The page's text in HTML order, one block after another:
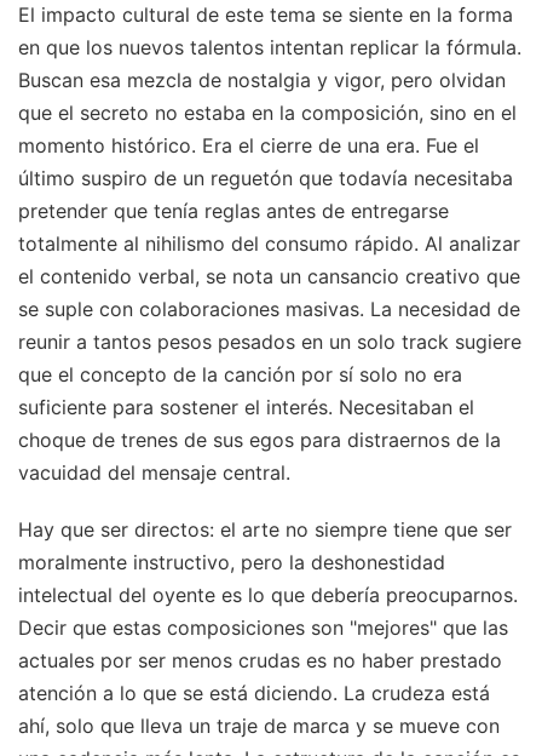
El impacto cultural de este tema se siente en la forma
en que los nuevos talentos intentan replicar la fórmula.
Buscan esa mezcla de nostalgia y vigor, pero olvidan
que el secreto no estaba en la composición, sino en el
momento histórico. Era el cierre de una era. Fue el
último suspiro de un reguetón que todavía necesitaba
pretender que tenía reglas antes de entregarse
totalmente al nihilismo del consumo rápido. Al analizar
el contenido verbal, se nota un cansancio creativo que
se suple con colaboraciones masivas. La necesidad de
reunir a tantos pesos pesados en un solo track sugiere
que el concepto de la canción por sí solo no era
suficiente para sostener el interés. Necesitaban el
choque de trenes de sus egos para distraernos de la
vacuidad del mensaje central.
Hay que ser directos: el arte no siempre tiene que ser
moralmente instructivo, pero la deshonestidad
intelectual del oyente es lo que debería preocuparnos.
Decir que estas composiciones son "mejores" que las
actuales por ser menos crudas es no haber prestado
atención a lo que se está diciendo. La crudeza está
ahí, solo que lleva un traje de marca y se mueve con